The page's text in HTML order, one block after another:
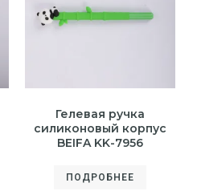
Гелевая ручка
силиконовый корпус
BEIFA KK-7956
ПОДРОБНЕЕ